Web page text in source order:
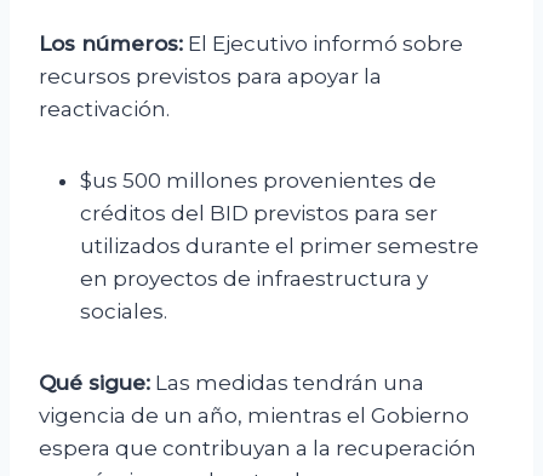
Los números: El Ejecutivo informó sobre
recursos previstos para apoyar la
reactivación.
$us 500 millones provenientes de
créditos del BID previstos para ser
utilizados durante el primer semestre
en proyectos de infraestructura y
sociales.
Qué sigue: Las medidas tendrán una
vigencia de un año, mientras el Gobierno
espera que contribuyan a la recuperación